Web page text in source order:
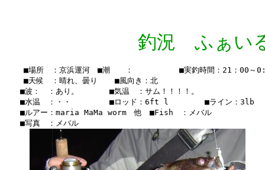
釣況 ふぁい
■場所　：京浜運河　■潮　　：　　　　　　■実釣時間：21：00
    ■天候　：晴れ、曇り  　■風向き：北
■波：　：あり。　　　　■気温　：サム！！！！。
■水温　：・・　　　　　■ロッド：6ft l      　■ライン：3lb
■ルアー：maria MaMa worm　他　■Fish　：メバル
■写真　：メバル